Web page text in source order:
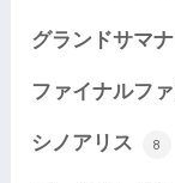
グランドサマ
ファイナルフ
シノアリス 8